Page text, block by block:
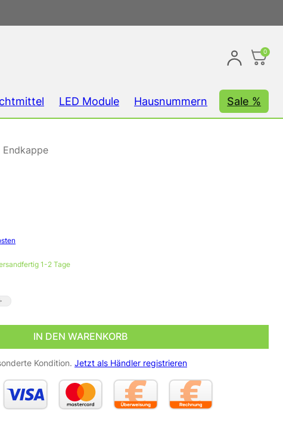
0
LED Module Hausnummern Sale %
1-2 Tage
Menge
IN DEN WARENKORB
Kondition. Jetzt als Händler registrieren